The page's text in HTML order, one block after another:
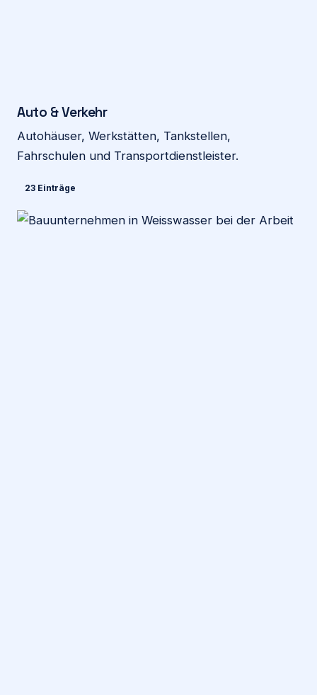
Auto & Verkehr
Autohäuser, Werkstätten, Tankstellen,
Fahrschulen und Transportdienstleister.
23 Einträge